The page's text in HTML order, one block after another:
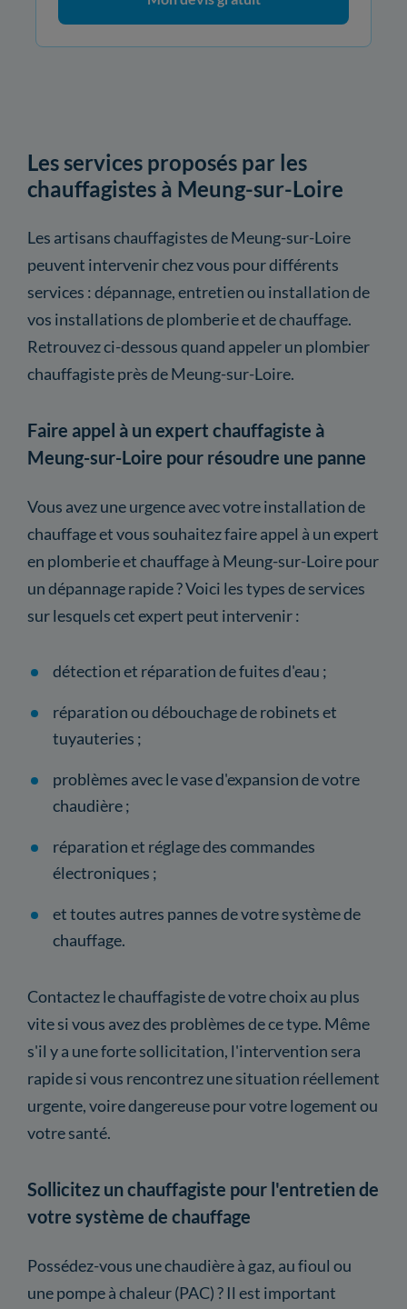
Les services proposés par les
chauffagistes à Meung-sur-Loire
Les artisans chauffagistes de Meung-sur-Loire
peuvent intervenir chez vous pour différents
services : dépannage, entretien ou installation de
vos installations de plomberie et de chauffage.
Retrouvez ci-dessous quand appeler un plombier
chauffagiste près de Meung-sur-Loire.
Faire appel à un expert chauffagiste à
Meung-sur-Loire pour résoudre une panne
Vous avez une urgence avec votre installation de
chauffage et vous souhaitez faire appel à un expert
en plomberie et chauffage à Meung-sur-Loire pour
un dépannage rapide ? Voici les types de services
sur lesquels cet expert peut intervenir :
détection et réparation de fuites d'eau ;
réparation ou débouchage de robinets et
tuyauteries ;
problèmes avec le vase d'expansion de votre
chaudière ;
réparation et réglage des commandes
électroniques ;
et toutes autres pannes de votre système de
chauffage.
Contactez le chauffagiste de votre choix au plus
vite si vous avez des problèmes de ce type. Même
s'il y a une forte sollicitation, l'intervention sera
rapide si vous rencontrez une situation réellement
urgente, voire dangereuse pour votre logement ou
votre santé.
Sollicitez un chauffagiste pour l'entretien de
votre système de chauffage
Possédez-vous une chaudière à gaz, au fioul ou
une pompe à chaleur (PAC) ? Il est important